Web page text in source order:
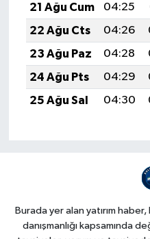
21 Ağu Cum
04:25
22 Ağu Cts
04:26
23 Ağu Paz
04:28
24 Ağu Pts
04:29
25 Ağu Sal
04:30
Burada yer alan yatırım
danışmanlığı kapsamında